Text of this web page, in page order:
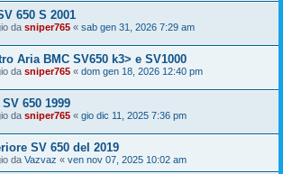
650 S 2001
da sniper765 « sab gen 31, 2026 7:29 am
Aria BMC SV650 k3> e SV1000
da sniper765 « dom gen 18, 2026 12:40 pm
650 1999
da sniper765 « gio dic 11, 2025 7:36 pm
SV 650 del 2019
da Vazvaz « ven nov 07, 2025 10:02 am